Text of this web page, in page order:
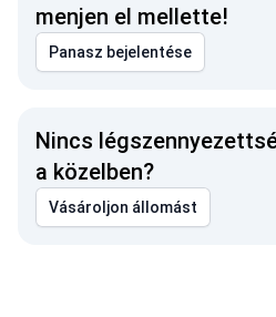
menjen el mellette!
Panasz bejelentése
Nincs
a közelben?
Vásároljon állomást